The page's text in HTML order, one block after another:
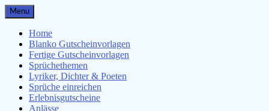
Skip
to
content
Menu
Home
Blanko Gutscheinvorlagen
Fertige Gutscheinvorlagen
Sprüchethemen
Lyriker, Dichter & Poeten
Sprüche einreichen
Erlebnisgutscheine
Anlässe